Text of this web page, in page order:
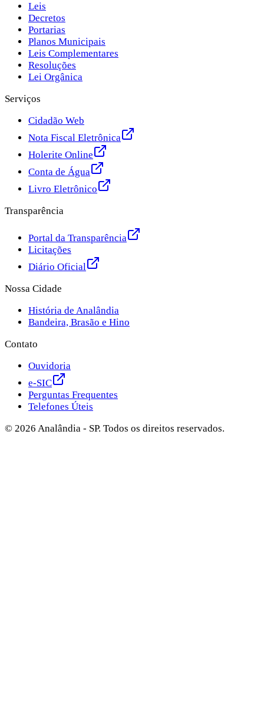
Leis
Decretos
Portarias
Planos Municipais
Leis Complementares
Resoluções
Lei Orgânica
Serviços
Cidadão Web
Nota Fiscal Eletrônica
Holerite Online
Conta de Água
Livro Eletrônico
Transparência
Portal da Transparência
Licitações
Diário Oficial
Nossa Cidade
História de Analândia
Bandeira, Brasão e Hino
Contato
Ouvidoria
e-SIC
Perguntas Frequentes
Telefones Úteis
© 2026 Analândia - SP. Todos os direitos reservados.